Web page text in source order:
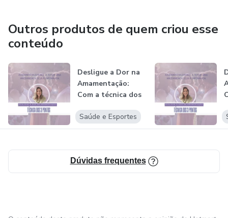
Outros produtos de quem criou esse
conteúdo
Desligue a Dor na
Amamentação:
Com a técnica dos
Saúde e Esportes
Dúvidas frequentes